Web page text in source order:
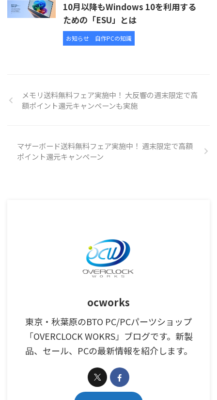
10月以降もWindows 10を利用する
ための「ESU」とは
お知らせ 自作PCの知識
メモリ送料無料フェア実施中！ 大反響の週末限定で高
額ポイント還元キャンペーンも実施
マザーボード送料無料フェア実施中！ 週末限定で高額
ポイント還元キャンペーン
ocworks
東京・秋葉原のBTO PC/PCパーツショップ
「OVERCLOCK WOKRS」ブログです。新製
品、セール、PCの最新情報を紹介します。